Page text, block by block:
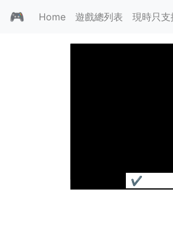
🎮 Home 遊戲總列表 現時只
✔
銀河英雄傳說III